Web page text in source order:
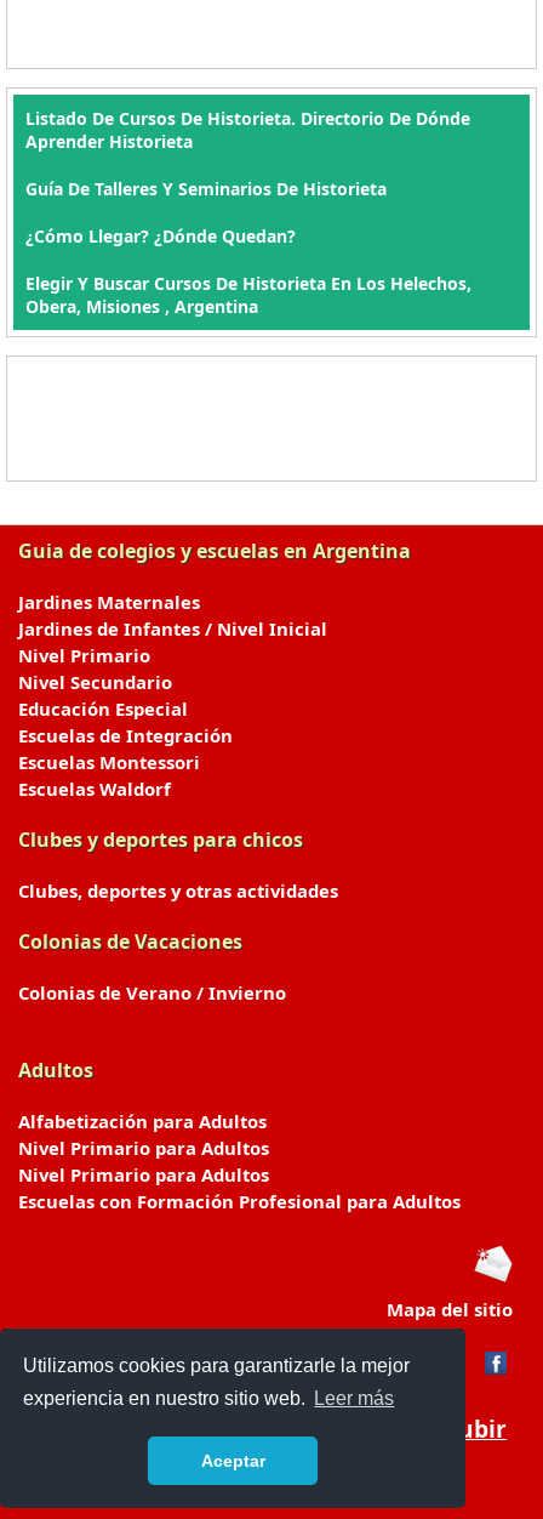
Utilizamos cookies para garantizarle la mejor
experiencia en nuestro sitio web.
Leer más
Aceptar
Listado De Cursos De Historieta. Directorio De Dónde
Aprender Historieta
Guía De Talleres Y Seminarios De Historieta
¿Cómo Llegar? ¿Dónde Quedan?
Elegir Y Buscar Cursos De Historieta En Los Helechos,
Obera, Misiones , Argentina
Guia de colegios y escuelas en Argentina
Jardines Maternales
Jardines de Infantes / Nivel Inicial
Nivel Primario
Nivel Secundario
Educación Especial
Escuelas de Integración
Escuelas Montessori
Escuelas Waldorf
Clubes y deportes para chicos
Clubes, deportes y otras actividades
Colonias de Vacaciones
Colonias de Verano / Invierno
Adultos
Alfabetización para Adultos
Nivel Primario para Adultos
Nivel Primario para Adultos
Escuelas con Formación Profesional para Adultos
Mapa del sitio
Subir